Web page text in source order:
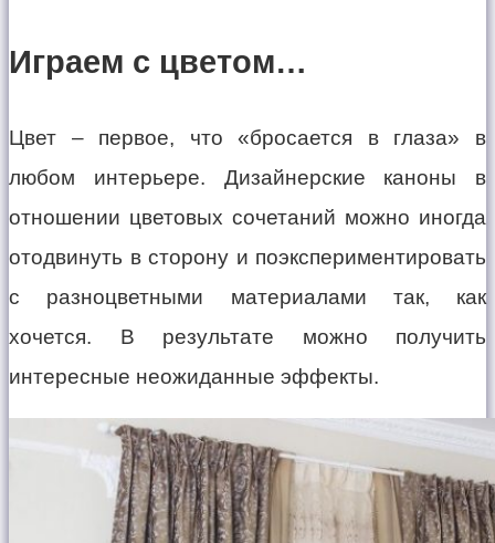
Играем с цветом…
Цвет – первое, что «бросается в глаза» в
любом интерьере. Дизайнерские каноны в
отношении цветовых сочетаний можно иногда
отодвинуть в сторону и поэкспериментировать
с разноцветными материалами так, как
хочется. В результате можно получить
интересные неожиданные эффекты.